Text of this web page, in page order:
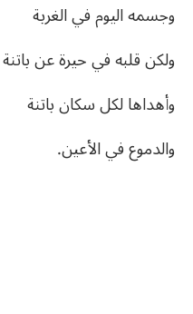
وجسمه اليوم في الغربة
ولكن قلبه في حيرة عن باتنة
وأهداها لكل سكان باتنة
والدموع في الأعين.